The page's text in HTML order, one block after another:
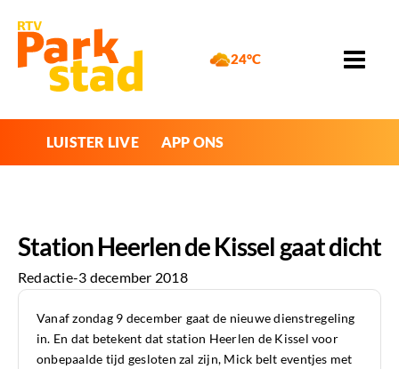
24°C
LUISTER LIVE APP ONS
Station Heerlen de Kissel gaat dicht
Redactie-3 december 2018
Vanaf zondag 9 december gaat de nieuwe dienstregeling
in. En dat betekent dat station Heerlen de Kissel voor
onbepaalde tijd gesloten zal zijn, Mick belt eventjes met